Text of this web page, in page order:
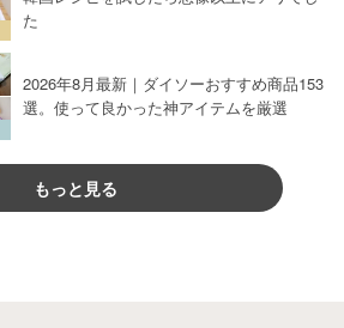
た
2026年8月最新｜ダイソーおすすめ商品153
選。使って良かった神アイテムを厳選
もっと見る